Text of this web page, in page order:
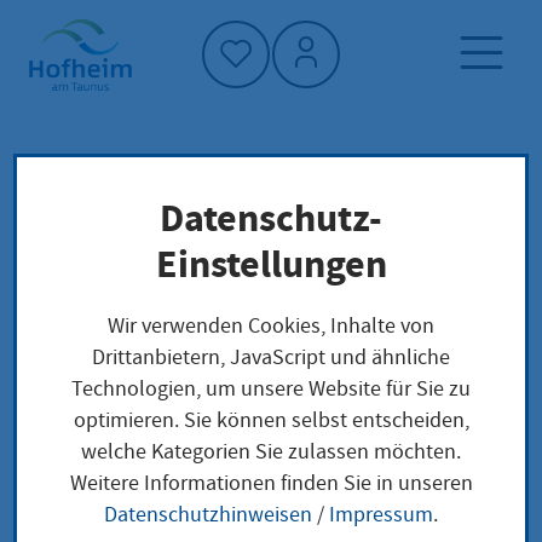
Startseite"
Dienstleistung-Finder
Lokale Anliegen
Erlaubnis zum Führen der
Weiterbildungsbezeichnung Staatlich
anerkannte Fachpflegerin oder Fachpfleger für
Palliative Versorgung (Palliative Care) nach der
Hessische Weiterbildungs- und
Prüfungsordnung für die Pflege (WPO-Pflege)
Datenschutz-
Einstellungen
Wir verwenden Cookies, Inhalte von
Drittanbietern, JavaScript und ähnliche
Technologien, um unsere Website für Sie zu
optimieren. Sie können selbst entscheiden,
welche Kategorien Sie zulassen möchten.
Weitere Informationen finden Sie in unseren
Datenschutzhinweisen / Impressum.